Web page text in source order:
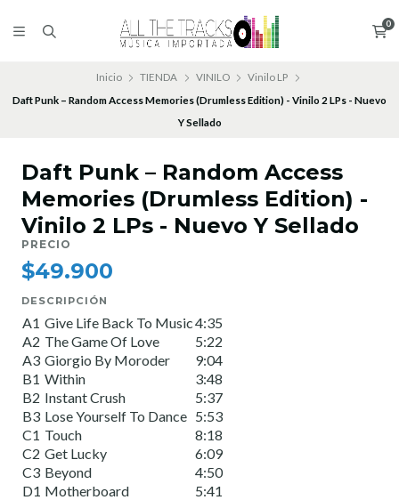
0
Inicio TIENDA VINILO
Vinilo LP
Daft Punk – Random Access Memories (Drumless Edition) - Vinilo 2 LPs - Nuevo
Y Sellado
Daft Punk – Random Access
Memories (Drumless Edition) -
Vinilo 2 LPs - Nuevo Y Sellado
PRECIO
$49.900
DESCRIPCIÓN
A1 Give Life Back To Music4:35
A2 The Game Of Love
5:22
A3 Giorgio By Moroder
9:04
B1 Within
3:48
B2 Instant Crush
5:37
B3 Lose Yourself To Dance 5:53
C1 Touch
8:18
C2 Get Lucky
6:09
C3 Beyond
4:50
D1 Motherboard
5:41